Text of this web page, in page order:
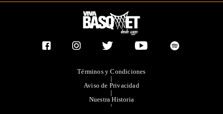
Términos y Condiciones
|
Aviso de Privacidad
|
Nuestra Historia
|